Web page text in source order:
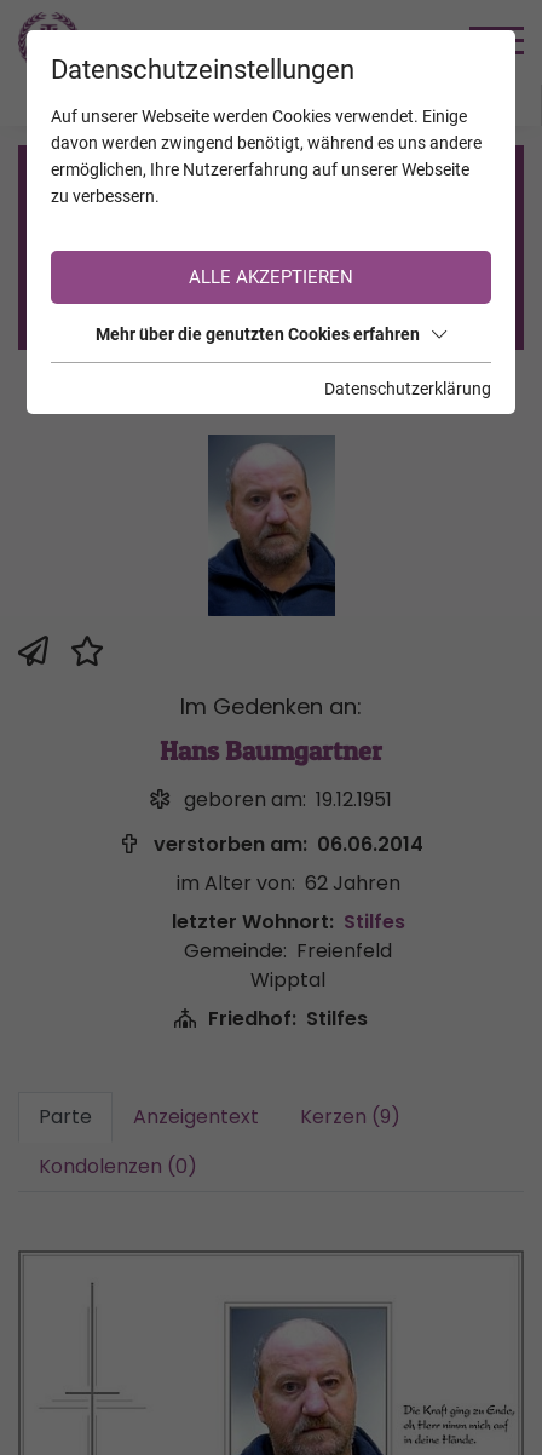
Registrierung auf TrauerHilfe.it
Sie sind noch nicht auf TrauerHilfe.it registriert?
>> zur kostenlosen Registrierung <<
Im Gedenken an:
Hans Baumgartner
geboren am: 19.12.1951
verstorben am: 06.06.2014
im Alter von: 62 Jahren
letzter Wohnort: Stilfes
Gemeinde: Freienfeld
Wipptal
Friedhof: Stilfes
Parte Anzeigentext
Kerzen (9)
Kondolenzen (0)
Datenschutzeinstellungen
Auf unserer Webseite werden Cookies verwendet. Einige
davon werden zwingend benötigt, während es uns andere
ermöglichen, Ihre Nutzererfahrung auf unserer Webseite
zu verbessern.
ALLE AKZEPTIEREN
Mehr über die genutzten Cookies erfahren
Datenschutzerklärung
JAHRESTAGE KALENDER VERSTORBENE